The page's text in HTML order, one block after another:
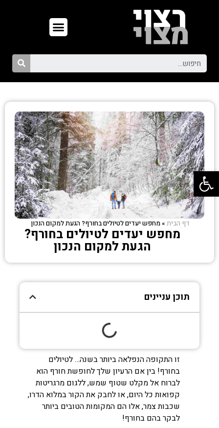
פתח סרגל נגישות
מחפש יעדים לטיולים בחורף?
הגעת למקום הנכון
דף הבית »מחפש יעדים לטיולים בחורף? הגעת למקום הנכון
תוכן עניינים
זו התקופה הנפלאה ביותר בשנה… לטיולים
בחורף! בין אם הרעיון שלך לחופשת חורף הוא
לברוח אל מקלט שטוף שמש, ללגום מרגריטות
קפואות כל היום, או לחבק את הקור במלוא הדרו,
שכבות צמר, אלו הם המקומות הטובים ביותר
לבקר בהם בחורף!